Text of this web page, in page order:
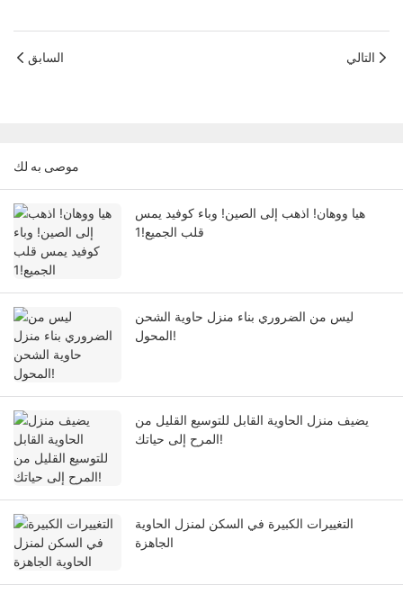
السابق التالي
موصى به لك
هيا ووهان! اذهب إلى الصين! وباء كوفيد يمس
قلب الجميع!1
ليس من الضروري بناء منزل حاوية الشحن
المحول!
يضيف منزل الحاوية القابل للتوسيع القليل من
المرح إلى حياتك!
التغييرات الكبيرة في السكن لمنزل الحاوية
الجاهزة